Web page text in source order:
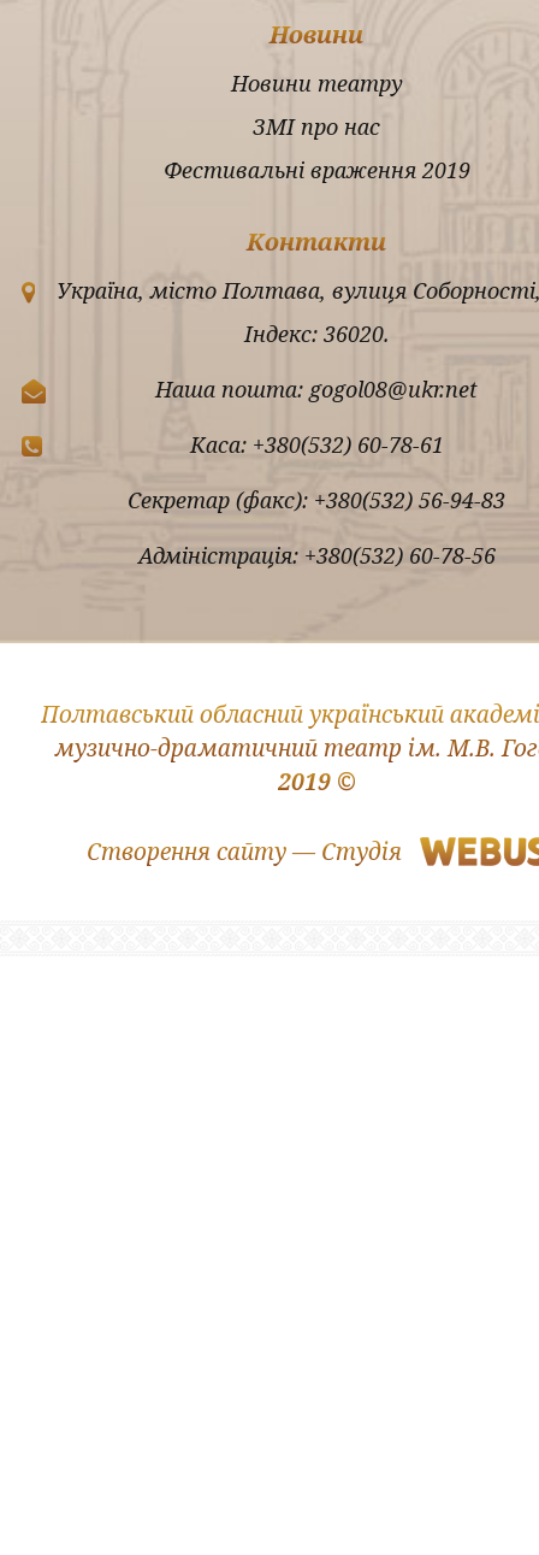
Новини
Новини театру
ЗМІ про нас
Фестивальні враження 2019
Контакти
Україна, місто Полтава, вулиця
Індекс: 36020.
Наша пошта: gogol08@ukr.net
Каса: +380(532) 60-78-61
Секретар (факс): +380(532) 56-94-83
Адміністрація: +380(532) 60-78-56
2019 ©
Полтавський обласний український
музично-драматичний театр ім. М.В.
Створення сайту — Студія